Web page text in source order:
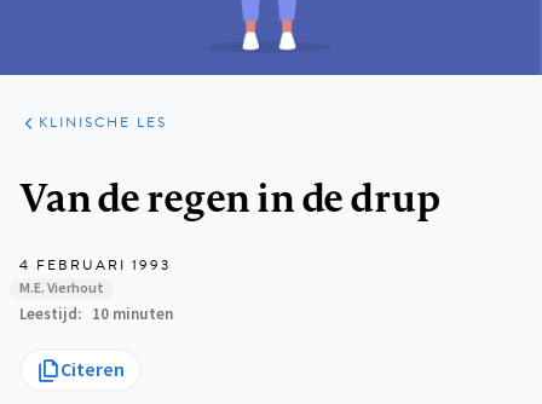
ARTIKELEN
PRAKTIJK
KLINISCHE LES
Van de regen in de drup
4 FEBRUARI 1993
M.E. Vierhout
Leestijd 10 minuten
Citeren